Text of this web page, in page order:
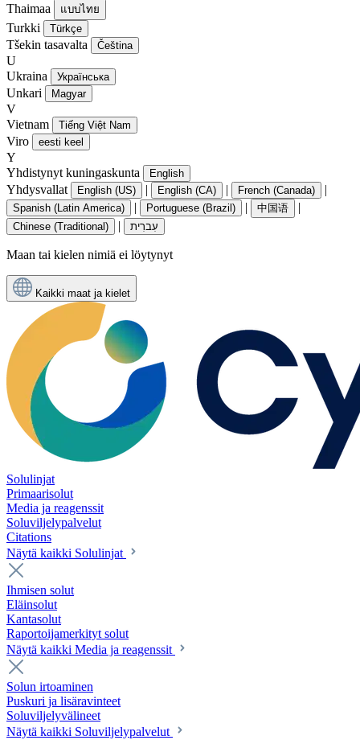
Thaimaa แบบไทย
Turkki Türkçe
Tšekin tasavalta Čeština
U
Ukraina
Українська
Unkari Magyar
V
Vietnam
Tiếng Việt Nam
Viro eesti keel
Y
Yhdistynyt kuningaskunta
English
Yhdysvallat English (US) | English (CA) | French (Canada) |
Spanish (Latin America) | Portuguese (Brazil) | 中国语 |
Chinese (Traditional) | עִברִית
Maan tai kielen nimiä ei löytynyt
Kaikki maat ja kielet
Solulinjat
Primaarisolut
Media ja reagenssit
Soluviljelypalvelut
Citations
Näytä kaikki Solulinjat
Ihmisen solut
Eläinsolut
Kantasolut
Raportoijamerkityt solut
Näytä kaikki Media ja reagenssit
Solun irtoaminen
Puskuri ja lisäravinteet
Soluviljelyvälineet
Näytä kaikki Soluviljelypalvelut